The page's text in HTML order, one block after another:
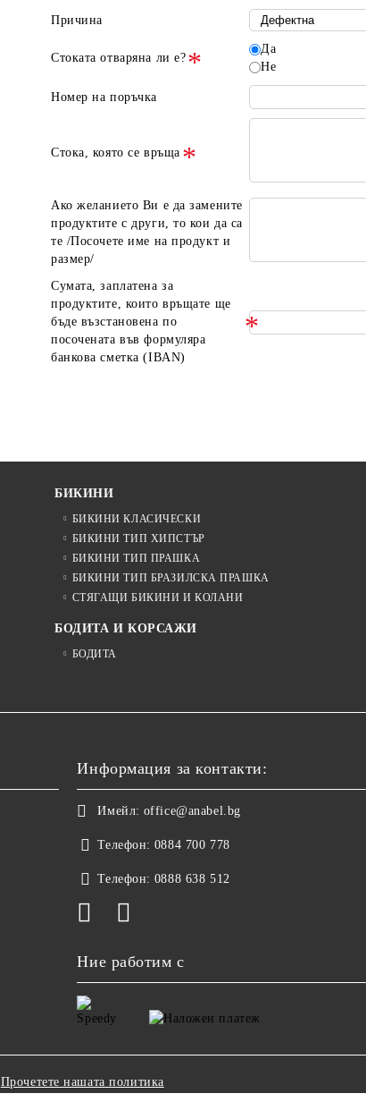
Причина
Стоката отваряна ли е?
Да
Не
Номер на поръчка
Стока, която се връща
Ако желанието Ви е да замените
продуктите с други, то кои да са
те /Посочете име на продукт и
размер/
Сумата, заплатена за
продуктите, които връщате ще
бъде възстановена по
посочената във формуляра
банкова сметка (IBAN)
БИКИНИ
БИКИНИ КЛАСИЧЕСКИ
БИКИНИ ТИП ХИПСТЪР
БИКИНИ ТИП ПРАШКА
БИКИНИ ТИП БРАЗИЛСКА ПРАШКА
СТЯГАЩИ БИКИНИ И КОЛАНИ
БОДИТА И КОРСАЖИ
БОДИТА
Информация за контакти:
Имейл: office@anabel.bg
Телефон: 0884 700 778
Телефон: 0888 638 512
Ние работим с
Прочетете нашата политика